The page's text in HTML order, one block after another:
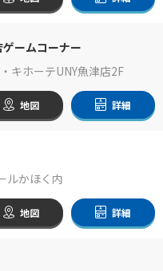
ームコーナー
キホーテUNY魚津店2F
地図 詳細
ルかほく内
地図 詳細